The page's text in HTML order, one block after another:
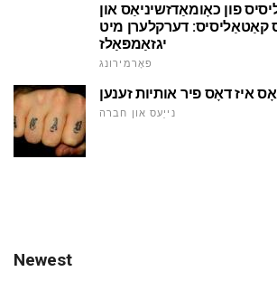
פון כאָומאַדזשיניאַס און
קאַטאַליסיס: דערקלערן מיט
יגזאַמפּאַלז
פאָרמירונג
נייַעס און חברה
Newest